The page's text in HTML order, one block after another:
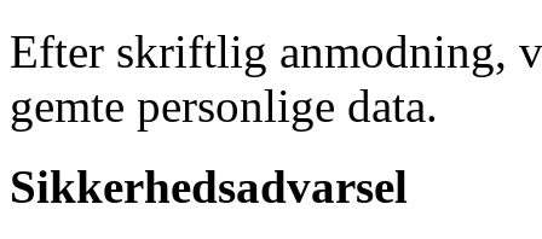
Efter skriftlig anmodning,
gemte personlige data.
Sikkerhedsadvarsel